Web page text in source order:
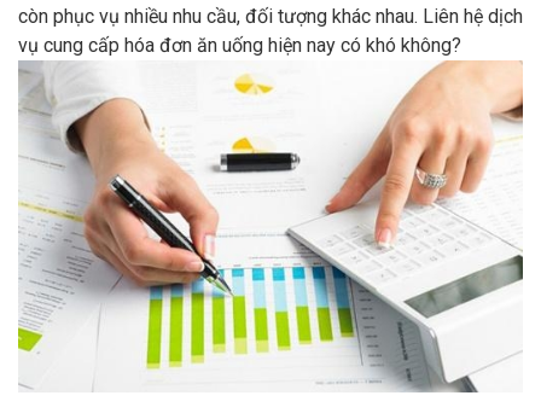
còn phục vụ nhiều nhu cầu, đối tượng khác nhau. Liên hệ dịch
vụ cung cấp hóa đơn ăn uống hiện nay có khó không?